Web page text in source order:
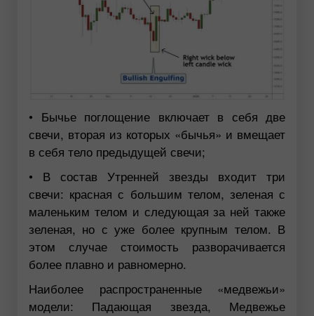
• Бычье поглощение включает в себя две
свечи, вторая из которых «бычья» и вмещает
в себя тело предыдущей свечи;
• В состав Утренней звезды входит три
свечи: красная с большим телом, зеленая с
маленьким телом и следующая за ней также
зеленая, но с уже более крупным телом. В
этом случае стоимость разворачивается
более плавно и равномерно.
Наиболее распространенные «медвежьи»
модели: Падающая звезда, Медвежье